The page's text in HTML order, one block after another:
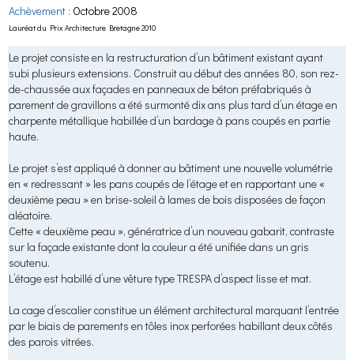
Achèvement : Octobre 2008
Lauréat du Prix Architecture Bretagne 2010
Le projet consiste en la restructuration d’un bâtiment existant ayant
subi plusieurs extensions. Construit au début des années 80, son rez-
de-chaussée aux façades en panneaux de béton préfabriqués à
parement de gravillons a été surmonté dix ans plus tard d’un étage en
charpente métallique habillée d’un bardage à pans coupés en partie
haute.
Le projet s’est appliqué à donner au bâtiment une nouvelle volumétrie
en « redressant » les pans coupés de l’étage et en rapportant une «
deuxième peau » en brise-soleil à lames de bois disposées de façon
aléatoire.
Cette « deuxième peau », génératrice d’un nouveau gabarit, contraste
sur la façade existante dont la couleur a été unifiée dans un gris
soutenu.
L’étage est habillé d’une vêture type TRESPA d’aspect lisse et mat.
La cage d’escalier constitue un élément architectural marquant l’entrée
par le biais de parements en tôles inox perforées habillant deux côtés
des parois vitrées.